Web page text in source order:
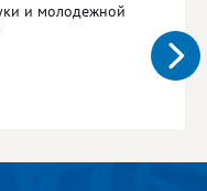
и молодежной